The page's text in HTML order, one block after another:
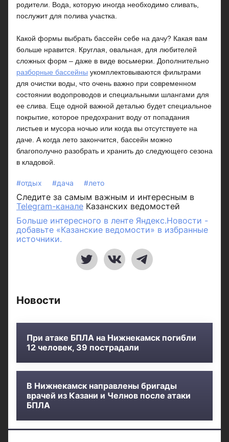
родители. Вода, которую иногда необходимо сливать,
послужит для полива участка.
Какой формы выбрать бассейн себе на дачу? Какая вам
больше нравится. Круглая, овальная, для любителей
сложных форм – даже в виде восьмерки. Дополнительно
разборные бассейны укомплектовываются фильтрами
для очистки воды, что очень важно при современном
состоянии водопроводов и специальными шлангами для
ее слива. Еще одной важной деталью будет специальное
покрытие, которое предохранит воду от попадания
листьев и мусора ночью или когда вы отсутствуете на
даче. А когда лето закончится, бассейн можно
благополучно разобрать и хранить до следующего сезона
в кладовой.
#отдых #дача #лето
Следите за самым важным и интересным в
Telegram-канале Казанских ведомостей
Больше интересного в ленте Яндекс.Новости -
добавьте «Казанские ведомости» в избранные
источники.
Новости
При атаке БПЛА на Нижнекамск погибли
12 человек, 39 пострадали
В Нижнекамск направлены бригады
врачей из Казани и Челнов после атаки
БПЛА